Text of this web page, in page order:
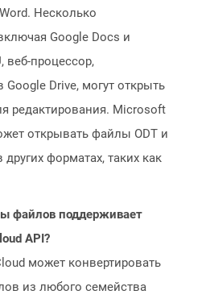
Несколько
Google Docs и
веб-процессор,
Drive, могут открыть
редактирования. Microsoft
открывать файлы ODT и
других форматах, таких как
файлов поддерживает
API?
может конвертировать
из любого семейства